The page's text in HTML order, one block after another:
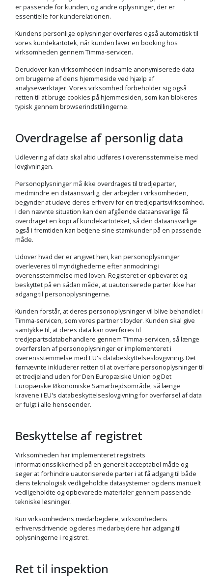
er passende for kunden, og andre oplysninger, der er
essentielle for kunderelationen.
Kundens personlige oplysninger overføres også automatisk til
vores kundekartotek, når kunden laver en booking hos
virksomheden gennem Timma-servicen.
Derudover kan virksomheden indsamle anonymiserede data
om brugerne af dens hjemmeside ved hjælp af
analyseværktøjer. Vores virksomhed forbeholder sig også
retten til at bruge cookies på hjemmesiden, som kan blokeres
typisk gennem browserindstillingerne.
Overdragelse af personlig data
Udlevering af data skal altid udføres i overensstemmelse med
lovgivningen.
Personoplysninger må ikke overdrages til tredjeparter,
medmindre en dataansvarlig, der arbejder i virksomheden,
begynder at udøve deres erhverv for en tredjepartsvirksomhed.
I den nævnte situation kan den afgående dataansvarlige få
overdraget en kopi af kundekartoteket, så den dataansvarlige
også i fremtiden kan betjene sine stamkunder på en passende
måde.
Udover hvad der er angivet heri, kan personoplysninger
overleveres til myndighederne efter anmodning i
overensstemmelse med loven. Registeret er opbevaret og
beskyttet på en sådan måde, at uautoriserede parter ikke har
adgang til personoplysningerne.
Kunden forstår, at deres personoplysninger vil blive behandlet i
Timma-servicen, som vores partner tilbyder. Kunden skal give
samtykke til, at deres data kan overføres til
tredjepartsdatabehandlere gennem Timma-servicen, så længe
overførslen af personoplysninger er implementeret i
overensstemmelse med EU's databeskyttelseslovgivning. Det
førnævnte inkluderer retten til at overføre personoplysninger til
et tredjeland uden for Den Europæiske Union og Det
Europæiske Økonomiske Samarbejdsområde, så længe
kravene i EU's databeskyttelseslovgivning for overførsel af data
er fulgt i alle henseender.
Beskyttelse af registret
Virksomheden har implementeret registrets
informationssikkerhed på en generelt acceptabel måde og
søger at forhindre uautoriserede parter i at få adgang til både
dens teknologisk vedligeholdte datasystemer og dens manuelt
vedligeholdte og opbevarede materialer gennem passende
tekniske løsninger.
Kun virksomhedens medarbejdere, virksomhedens
erhvervsdrivende og deres medarbejdere har adgang til
oplysningerne i registret.
Ret til inspektion